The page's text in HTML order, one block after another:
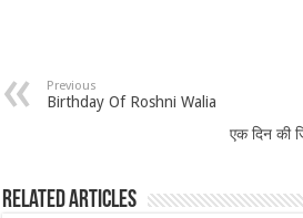
Previous
Birthday Of Roshni Walia
एक दिन की
Related Articles